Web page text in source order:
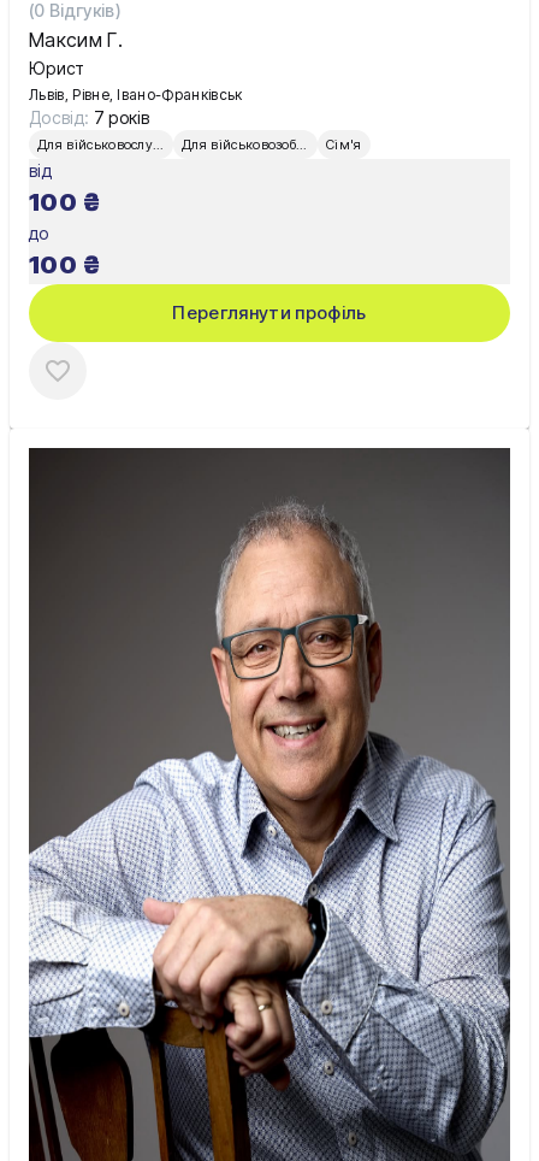
(0 Відгуків)
Максим Г.
Юрист
Львів, Рівне, Івано-Франківськ
Досвід: 7 років
Для військовослужбовців Для військовозобов’язаних Сім'я
від
100 ₴
до
100 ₴
Переглянути профіль